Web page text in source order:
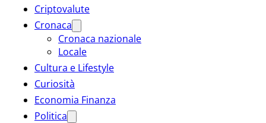
Criptovalute
Cronaca
Cronaca nazionale
Locale
Cultura e Lifestyle
Curiosità
Economia Finanza
Politica